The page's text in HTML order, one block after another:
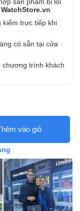
WatchStore.vn
kiểm trực tiếp khi
có sẵn tại cửa
, chương trình khách
vào giỏ